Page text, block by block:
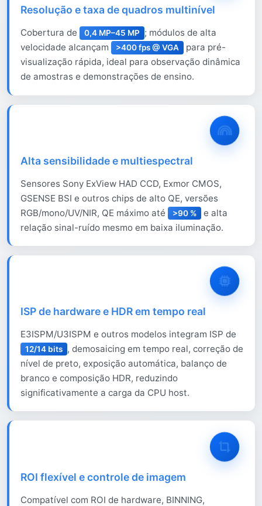
Resolução e taxa de quadros multinível
Cobertura de 0,4 MP–45 MP ; módulos de alta
velocidade alcançam
>400 fps @ VGA
para pré-
visualização rápida, ideal para observação dinâmica
de amostras e demonstrações de ensino.
Alta sensibilidade e multiespectral
Sensores Sony ExView HAD CCD, Exmor CMOS,
GSENSE BSI e outros chips de alto QE, versões
RGB/mono/UV/NIR, QE máximo até
>90 %
e alta
relação sinal-ruído mesmo em baixa iluminação.
ISP de hardware e HDR em tempo real
E3ISPM/U3ISPM e outros modelos integram ISP de
12/14 bits , demosaicing em tempo real, correção de
nível de preto, exposição automática, balanço de
branco e composição HDR, reduzindo
significativamente a carga da CPU host.
ROI flexível e controle de imagem
Compatível com ROI de hardware, BINNING,